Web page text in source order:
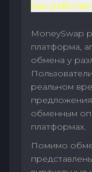
Как
MoneySwap
платформа,
обмена у
реальном
обменным
платформах.
Помимо